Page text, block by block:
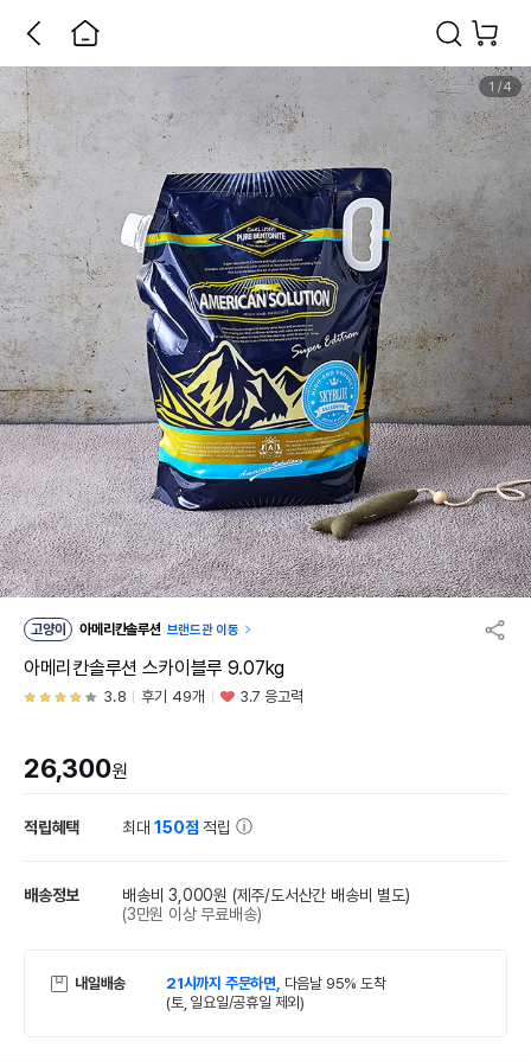
1 /4
고양이 아메리칸솔루션 브랜드관 이동
아메리칸솔루션 스카이블루 9.07kg
3.8 후기 49개 3.7 응고력
26,300원
적립혜택 최대150점 적립
배송정보 배송비 3,000원 (제주/도서산간 배송비 별도)
(3만원 이상 무료배송)
내일배송 21시까지 주문하면, 다음날 95% 도착
(토, 일요일/공휴일 제외)